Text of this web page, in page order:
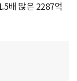
배 많은 2287억